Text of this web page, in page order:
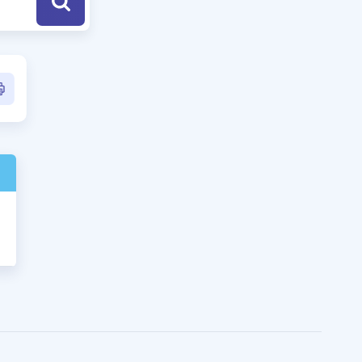
İlgili Haberler